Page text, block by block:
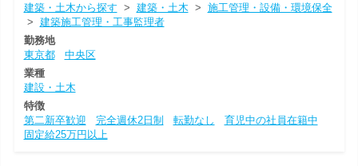
建築・土木から探す > 建築・土木 > 施工管理・設備・環境保全
> 建築施工管理・工事監理者
勤務地
東京都
中央区
業種
建設・土木
特徴
第二新卒歓迎
完全週休2日制 転勤なし
育児中の社員在籍中
固定給25万円以上